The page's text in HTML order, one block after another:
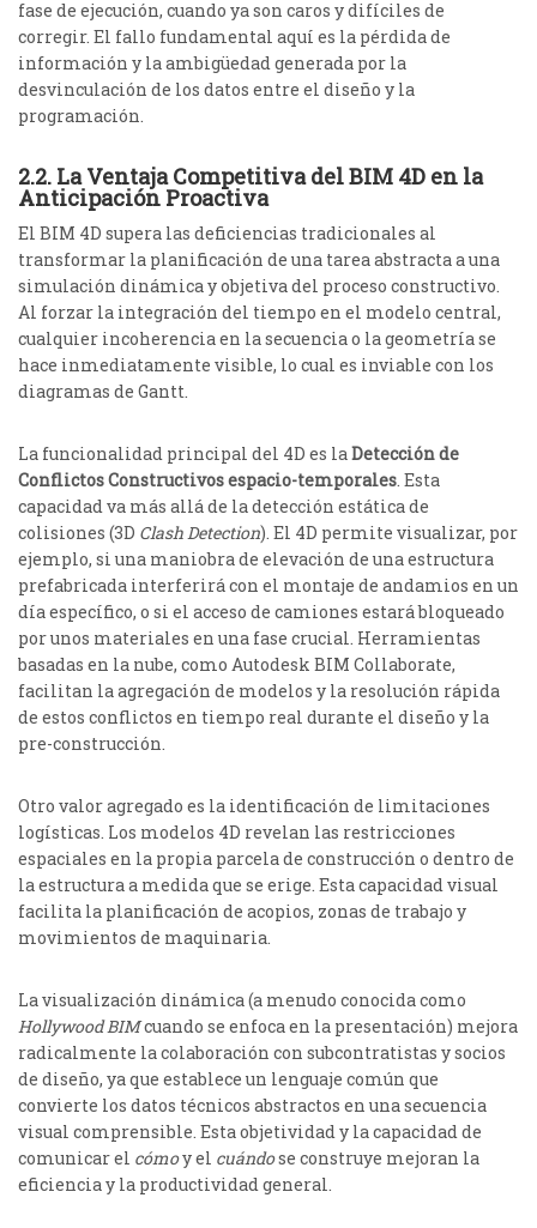
fase de ejecución, cuando ya son caros y difíciles de
corregir. El fallo fundamental aquí es la pérdida de
información y la ambigüedad generada por la
desvinculación de los datos entre el diseño y la
programación.
2.2. La Ventaja Competitiva del BIM 4D en la
Anticipación Proactiva
El BIM 4D supera las deficiencias tradicionales al
transformar la planificación de una tarea abstracta a una
simulación dinámica y objetiva del proceso constructivo.
Al forzar la integración del tiempo en el modelo central,
cualquier incoherencia en la secuencia o la geometría se
hace inmediatamente visible, lo cual es inviable con los
diagramas de Gantt.
La funcionalidad principal del 4D es laDetección de
Conflictos Constructivos espacio-temporales. Esta
capacidad va más allá de la detección estática de
colisiones (3D Clash Detection). El 4D permite visualizar, por
ejemplo, si una maniobra de elevación de una estructura
prefabricada interferirá con el montaje de andamios en un
día específico, o si el acceso de camiones estará bloqueado
por unos materiales en una fase crucial. Herramientas
basadas en la nube, como Autodesk BIM Collaborate,
facilitan la agregación de modelos y la resolución rápida
de estos conflictos en tiempo real durante el diseño y la
pre-construcción.
Otro valor agregado es la identificación de limitaciones
logísticas. Los modelos 4D revelan las restricciones
espaciales en la propia parcela de construcción o dentro de
la estructura a medida que se erige. Esta capacidad visual
facilita la planificación de acopios, zonas de trabajo y
movimientos de maquinaria.
La visualización dinámica (a menudo conocida como
Hollywood BIMcuando se enfoca en la presentación) mejora
radicalmente la colaboración con subcontratistas y socios
de diseño, ya que establece un lenguaje común que
convierte los datos técnicos abstractos en una secuencia
visual comprensible. Esta objetividad y la capacidad de
comunicar el cómoy el cuándose construye mejoran la
eficiencia y la productividad general.